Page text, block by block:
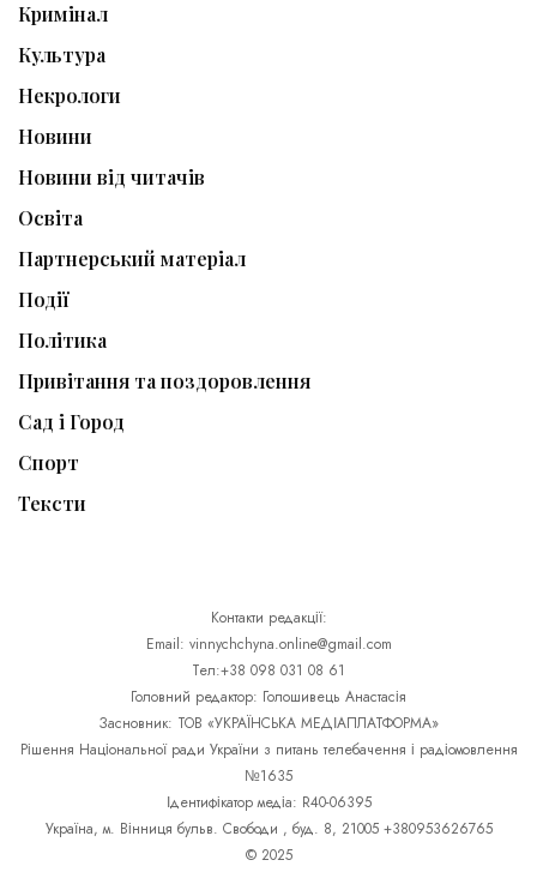
Кримінал
Культура
Некрологи
Новини
Новини від читачів
Освіта
Партнерський матеріал
Події
Політика
Привітання та поздоровлення
Сад і Город
Спорт
Тексти
Контакти редакції:
Email: vinnychchyna.online@gmail.com
Тел:+38 098 031 08 61
Головний редактор: Голошивець Анастасія
Засновник: ТОВ «УКРАЇНСЬКА МЕДІАПЛАТФОРМА»
Рішення Національної ради України з питань телебачення і радіомовлення
№1635
Ідентифікатор медіа: R40-06395
Україна, м. Вінниця бульв. Свободи , буд. 8, 21005 +380953626765
© 2025